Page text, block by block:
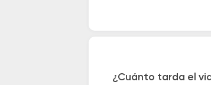
¿Cuánto tarda el